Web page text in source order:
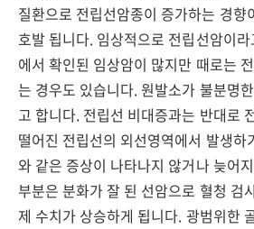
질환으로 전립선암종이 증가하는 경향
호발 됩니다. 임상적으로 전립선암이
에서 확인된 임상암이 많지만 때로는
는 경우도 있습니다. 원발소가 불분명
고 합니다. 전립선 비대증과는 반대로
떨어진 전립선의 외선영역에서 발생하
와 같은 증상이 나타나지 않거나 늦어
부분은 분화가 잘 된 선암으로 혈청 검
제 수치가 상승하게 됩니다. 광범위한